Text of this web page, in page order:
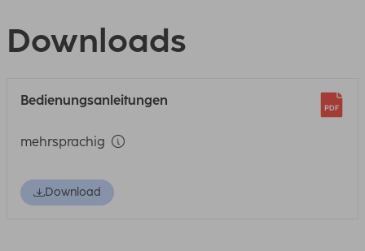
Downloads
Bedienungsanleitungen
mehrsprachig
Download